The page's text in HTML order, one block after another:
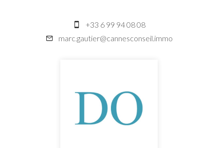
+33 6 99 94 08 08
marc.gautier@cannesconseil.immo